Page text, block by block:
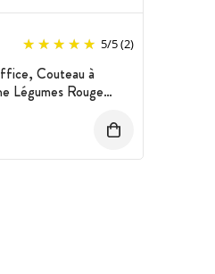
5/5(2)
Couteau à
Légumes Rouge